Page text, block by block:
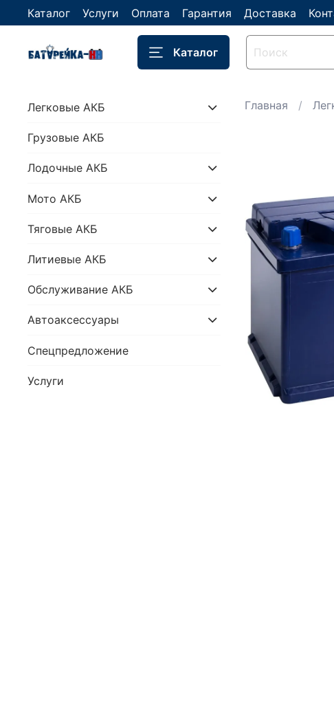
Каталог Услуги Оплата Гарантия Доставка
Каталог
Главная
Легковые АКБ
Грузовые АКБ
Лодочные АКБ
Мото АКБ
Тяговые АКБ
Литиевые АКБ
Обслуживание АКБ
Автоаксессуары
Спецпредложение
Услуги